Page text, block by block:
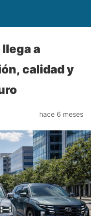
a
calidad y
hace 6 meses